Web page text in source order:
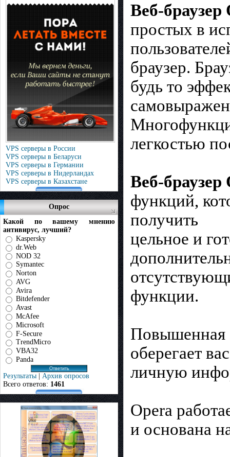
VPS серверы в России
VPS серверы в Беларуси
VPS серверы в Германии
VPS серверы в Нидерландах
VPS серверы в Казахстане
Опрос
Какой по вашему мнению
антивирус, лучший?
Kaspersky
dr.Web
NOD 32
Symantec
Norton
AVG
Avira
Bitdefender
Avast
McAfee
Microsoft
F-Secure
TrendMicro
VBA32
Panda
Результаты | Архив опросов
Всего ответов: 1461
Веб-браузер
простых в
браузер.
будь то
легкостью
Веб-браузер
функций,
получить
цельное и
функции.
Повышенная
оберегает
личную
Opera
и основана